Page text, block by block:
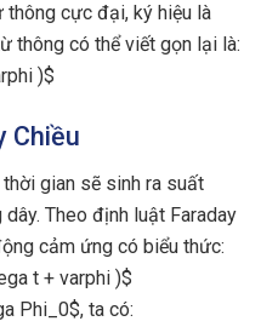
cực đại, ký hiệu là
thông có thể viết gọn lại là:
)$
Chiều
gian sẽ sinh ra suất
Theo định luật Faraday
cảm ứng có biểu thức:
t + varphi )$
Phi_0$, ta có: